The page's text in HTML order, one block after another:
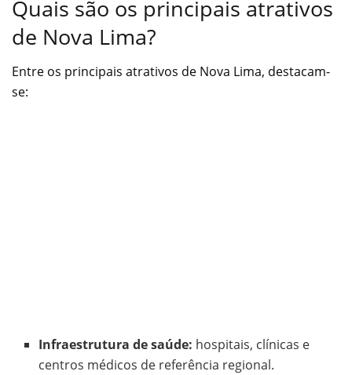
Quais são os principais atrativos
de Nova Lima?
Entre os principais atrativos de Nova Lima, destacam-
se:
Infraestrutura de saúde: hospitais, clínicas e
centros médicos de referência regional.